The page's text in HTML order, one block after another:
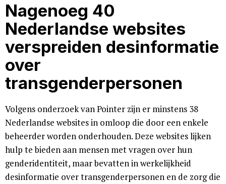
Nagenoeg 40
Nederlandse websites
verspreiden desinformatie
over
transgenderpersonen
Volgens onderzoek van Pointer zijn er minstens 38
Nederlandse websites in omloop die door een enkele
beheerder worden onderhouden. Deze websites lijken
hulp te bieden aan mensen met vragen over hun
genderidentiteit, maar bevatten in werkelijkheid
desinformatie over transgenderpersonen en de zorg die